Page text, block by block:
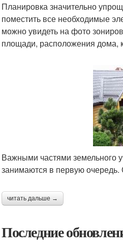
Планировка значительно
поместить все необходимые
можно увидеть на фото
площади, расположения дома,
Важными частями земельного
занимаются в первую очередь.
читать дальше →
Последние